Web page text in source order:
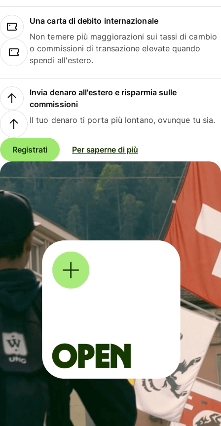
Una carta di debito internazionale
Non temere più maggiorazioni sui tassi di cambio
o commissioni di transazione elevate quando
spendi all'estero.
Invia denaro all'estero e risparmia sulle
commissioni
Il tuo denaro ti porta più lontano, ovunque tu sia.
Registrati Per saperne di più